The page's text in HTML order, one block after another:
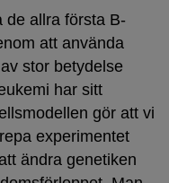
de allra första B-
att använda
stor betydelse
har sitt
gör att vi
experimentet
ändra genetiken